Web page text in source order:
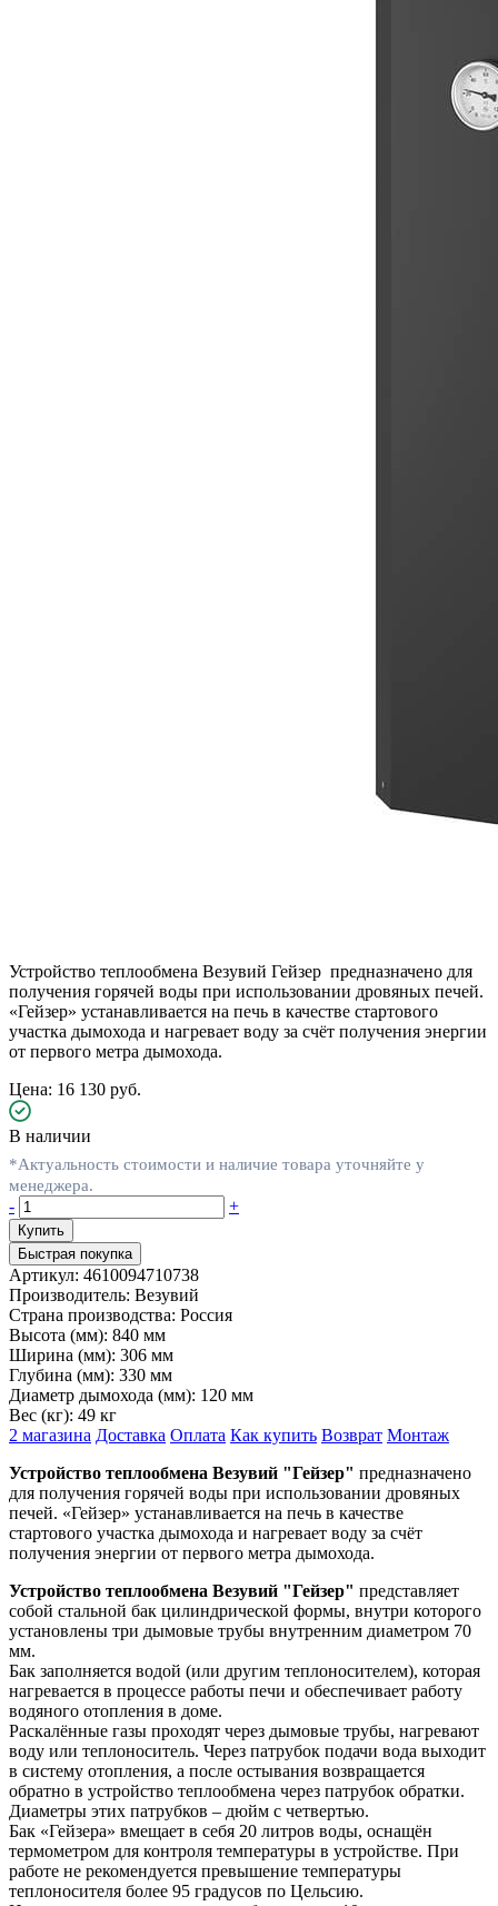
Устройство теплообмена Везувий Гейзер предназначено для
получения горячей воды при использовании дровяных печей.
«Гейзер» устанавливается на печь в качестве стартового
участка дымохода и нагревает воду за счёт получения энергии
от первого метра дымохода.
Цена: 16 130 руб.
В наличии
*Актуальность стоимости и наличие товара уточняйте у
менеджера.
-
+
Быстрая покупка
Артикул: 4610094710738
Производитель: Везувий
Страна производства: Россия
Высота (мм): 840 мм
Ширина (мм): 306 мм
Глубина (мм): 330 мм
Диаметр дымохода (мм): 120 мм
Вес (кг): 49 кг
2 магазина Доставка Оплата Как купить Возврат Монтаж
Устройство теплообмена Везувий "Гейзер" предназначено
для получения горячей воды при использовании дровяных
печей. «Гейзер» устанавливается на печь в качестве
стартового участка дымохода и нагревает воду за счёт
получения энергии от первого метра дымохода.
Устройство теплообмена Везувий "Гейзер" представляет
собой стальной бак цилиндрической формы, внутри которого
установлены три дымовые трубы внутренним диаметром 70
мм.
Бак заполняется водой (или другим теплоносителем), которая
нагревается в процессе работы печи и обеспечивает работу
водяного отопления в доме.
Раскалённые газы проходят через дымовые трубы, нагревают
воду или теплоноситель. Через патрубок подачи вода выходит
в систему отопления, а после остывания возвращается
обратно в устройство теплообмена через патрубок обратки.
Диаметры этих патрубков – дюйм с четвертью.
Бак «Гейзера» вмещает в себя 20 литров воды, оснащён
термометром для контроля температуры в устройстве. При
работе не рекомендуется превышение температуры
теплоносителя более 95 градусов по Цельсию.